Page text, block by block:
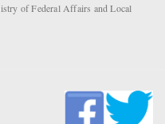
of Federal Affairs and Local